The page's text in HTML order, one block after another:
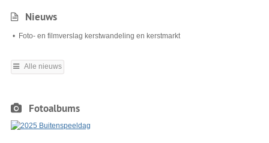
Nieuws
Foto- en filmverslag kerstwandeling en kerstmarkt
Alle nieuws
Fotoalbums